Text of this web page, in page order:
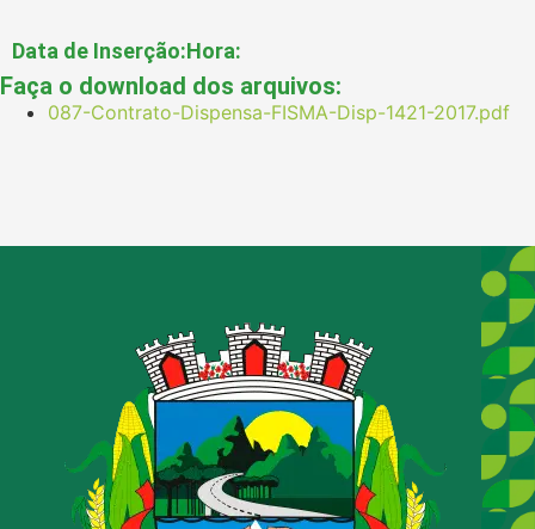
Data de Inserção:Hora:
Faça o download dos arquivos:
087-Contrato-Dispensa-FISMA-Disp-1421-2017.pdf